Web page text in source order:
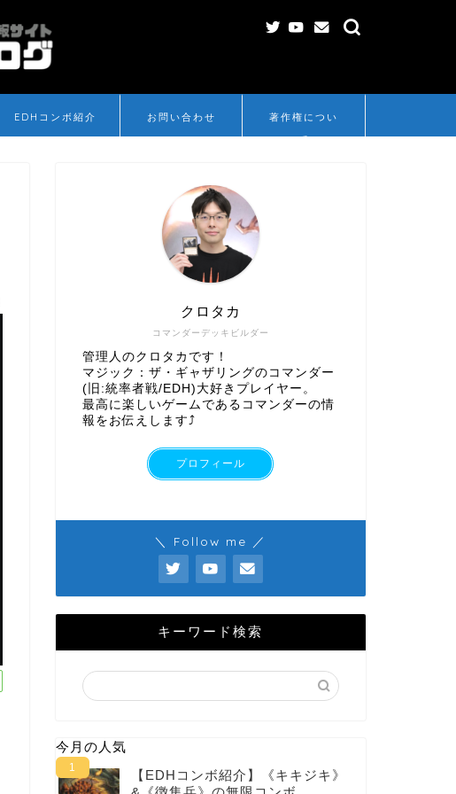
EDHコンボ紹介 お問い合わせ
著作権につい
て
コマンダーデッキビルダー
クロタカ
管理人のクロタカです！
マジック：ザ・ギャザリングのコマンダー
(旧:統率者戦/EDH)大好きプレイヤー。
最高に楽しいゲームであるコマンダーの情
報をお伝えします⤴︎
プロフィール
＼ Follow me ／
キーワード検索
今月の人気
【EDHコンボ紹介】《キキジキ》